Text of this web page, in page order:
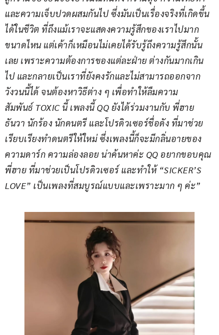
และความเจ็บปวดผสมกันไป ซึ่งมันเป็นเรื่องจริงที่เกิดขึ้น
ได้ในชีวิต ที่ถึงแม้เราจะแสดงความรู้สึกของเราไปมาก
ขนาดไหน แต่เค้าก็เหมือนไม่เคยได้รับรู้ถึงความรู้สึกนั้น
เลย เพราะความต้องการของแต่ละฝ่าย ต่างกันมากเกิน
ไป และกลายเป็นเราที่ยังคงรักและไม่สามารถออกจาก
วังวนนี้ได้ จนต้องหาวิธีต่าง ๆ เพื่อทำให้ลืมความ
สัมพันธ์ TOXIC นี้ เพลงนี้ QQ ยังได้ร่วมงานกับ พี่ฮาย
ธันวา นักร้อง นักดนตรี และโปรดิวเซอร์ชื่อดัง ที่มาช่วย
เรียบเรียงทำดนตรีให้ใหม่ ซึ่งเพลงนี้ก็จะมีกลิ่นอายของ
ความดาร์ก ความล่องลอย น่าค้นหาค่ะ QQ อยากขอบคุณ
พี่ฮาย ที่มาช่วยเป็นโปรดิวเซอร์ และทำให้ “SICKER’S
LOVE” เป็นเพลงที่สมบูรณ์แบบและเพราะมาก ๆ ค่ะ”